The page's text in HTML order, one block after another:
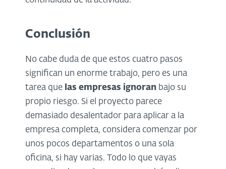
Conclusión
No cabe duda de que estos cuatro pasos
significan un enorme trabajo, pero es una
tarea que las empresas ignoran bajo su
propio riesgo. Si el proyecto parece
demasiado desalentador para aplicar a la
empresa completa, considera comenzar por
unos pocos departamentos o una sola
oficina, si hay varias. Todo lo que vayas